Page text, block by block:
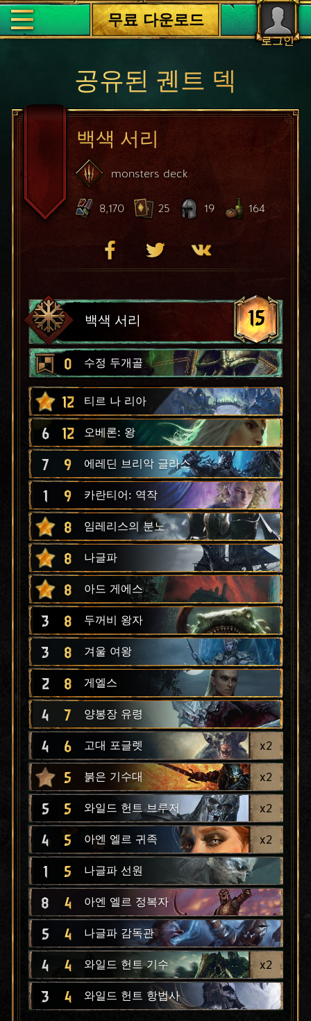
로그인
무료 다운로드
공유된 궨트 덱
백색 서리
monsters deck
8,170 25 19 164
백색 서리 15
0 수정 두개골
12 티르 나 리아
6 12 오베론: 왕
7 9 에레딘 브리악 글라스
1 9 카란티어: 역작
8 임레리스의 분노
8 나글파
8 아드 게에스
3 8 두꺼비 왕자
3 8 겨울 여왕
2 8 게엘스
4 7 양봉장 유령
4 6 고대 포글렛 x2
5 붉은 기수대 x2
5 5 와일드 헌트 브루저 x2
4 5 아엔 엘르 귀족 x2
1 5 나글파 선원
8 4 아엔 엘르 정복자
5 4 나글파 감독관
4 4 와일드 헌트 기수 x2
3 4 와일드 헌트 항법사